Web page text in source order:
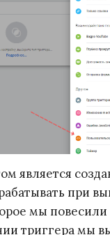
является
при
мы
триггера мы